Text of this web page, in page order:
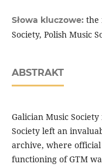
Słowa kluczowe: the
Society, Polish Music
ABSTRAKT
Galician Music
Society left an
archive, where
functioning of GTM